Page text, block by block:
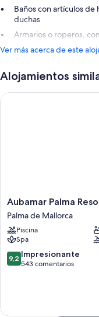
Baños con artículos
duchas
Armarios o roperos,
Ver más acerca de este
Alojamientos
Aubamar
Palma
Resort
Palma
de
Mallorca
Aubamar Palma
Palma de Mallorca
Piscina
Spa
9.2
sobre
9,2 Impresionante
543 comentarios
Aubamar Palma Resort